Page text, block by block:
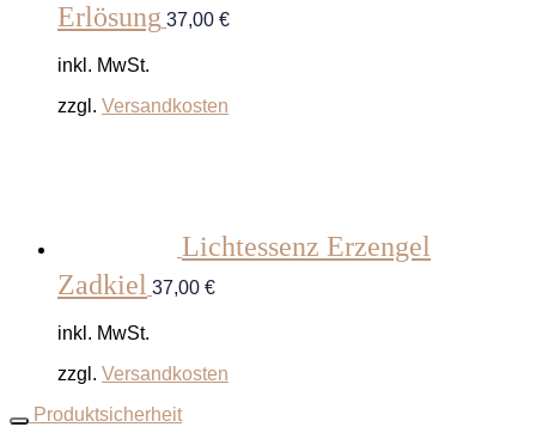
Erlösung 37,00 €
inkl. MwSt.
zzgl. Versandkosten
Lichtessenz Erzengel
Zadkiel 37,00 €
inkl. MwSt.
zzgl. Versandkosten
Produktsicherheit